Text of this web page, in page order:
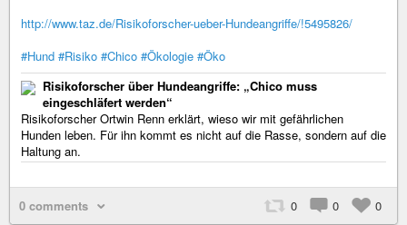
http://www.taz.de/Risikoforscher-ueber-Hundeangriffe/!5495826/
#Hund #Risiko #Chico #Ökologie #Öko
Risikoforscher über Hundeangriffe: „Chico muss
eingeschläfert werden“
Risikoforscher Ortwin Renn erklärt, wieso wir mit gefährlichen
Hunden leben. Für ihn kommt es nicht auf die Rasse, sondern auf die
Haltung an.
0 comments 0 0 0